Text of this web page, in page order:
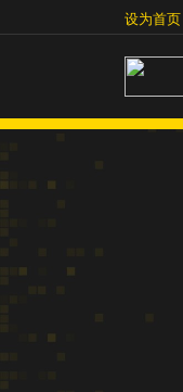
收藏本站设为首页